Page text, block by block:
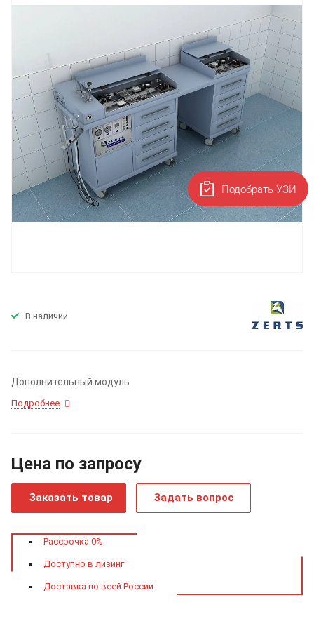
В наличии
Дополнительный модуль
Подробнее
Цена по запросу
Заказать товар Задать вопрос
Рассрочка 0%
Доступно в лизинг
Доставка по всей России
Подобрать УЗИ